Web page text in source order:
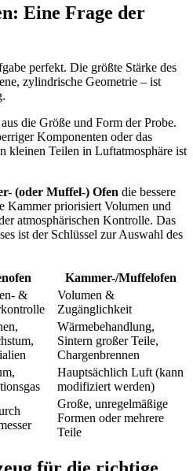
Eine Frage der
perfekt. Die größte Stärke des
zylindrische Geometrie – ist
die Größe und Form der Probe.
Komponenten oder das
kleinen Teilen in Luftatmosphäre ist
(oder Muffel-) Ofen die bessere
Kammer priorisiert Volumen und
atmosphärischen Kontrolle. Das
ist der Schlüssel zur Auswahl des
Kammer-/Muffelofen
&
Volumen &
Zugänglichkeit
Wärmebehandlung,
Sintern großer Teile,
Chargenbrennen
Hauptsächlich Luft (kann
modifiziert werden)
Große, unregelmäßige
Formen oder mehrere
Teile